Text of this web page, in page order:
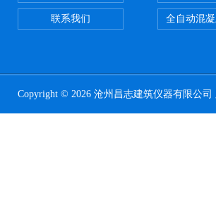
联系我们 全自动混
Copyright © 2026 沧州昌志建筑仪器有限公司